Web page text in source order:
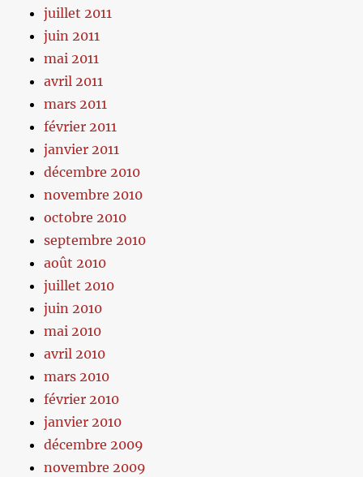
juillet 2011
juin 2011
mai 2011
avril 2011
mars 2011
février 2011
janvier 2011
décembre 2010
novembre 2010
octobre 2010
septembre 2010
août 2010
juillet 2010
juin 2010
mai 2010
avril 2010
mars 2010
février 2010
janvier 2010
décembre 2009
novembre 2009